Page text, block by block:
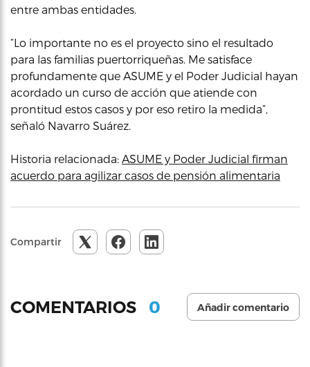
entre ambas entidades.
“Lo importante no es el proyecto sino el resultado
para las familias puertorriqueñas. Me satisface
profundamente que ASUME y el Poder Judicial hayan
acordado un curso de acción que atiende con
prontitud estos casos y por eso retiro la medida”,
señaló Navarro Suárez.
Historia relacionada: ASUME y Poder Judicial firman
acuerdo para agilizar casos de pensión alimentaria
Compartir
COMENTARIOS 0 Añadir comentario